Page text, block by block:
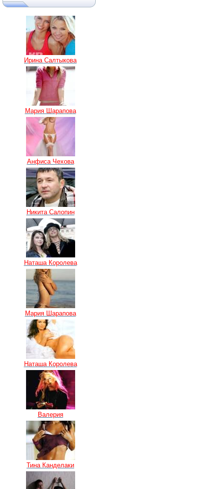
Ирина Салтыкова
Мария Шарапова
Анфиса Чехова
Никита Салопин
Наташа Королева
Мария Шарапова
Наташа Королева
Валерия
Тина Канделаки